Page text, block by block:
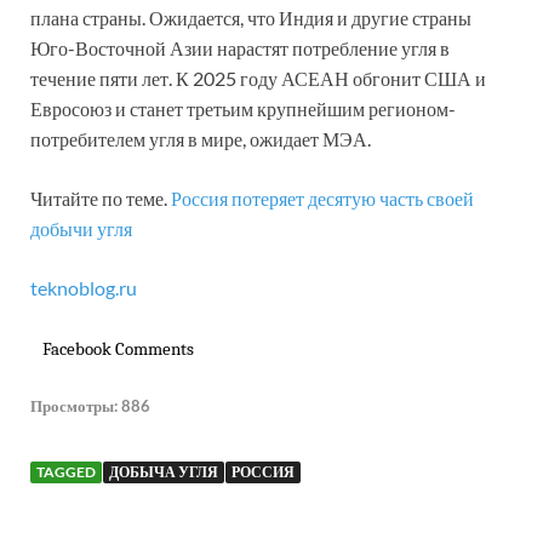
плана страны. Ожидается, что Индия и другие страны
Юго-Восточной Азии нарастят потребление угля в
течение пяти лет. К 2025 году АСЕАН обгонит США и
Евросоюз и станет третьим крупнейшим регионом-
потребителем угля в мире, ожидает МЭА.
Читайте по теме.Россия потеряет десятую часть своей
добычи угля
teknoblog.ru
Facebook Comments
Просмотры:886
TAGGED ДОБЫЧА УГЛЯ РОССИЯ